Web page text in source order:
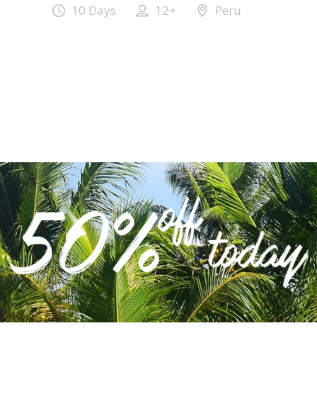
10 Days 12+ Peru